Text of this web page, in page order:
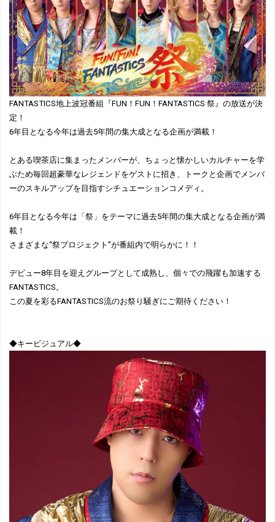
FANTASTICS地上波冠番組『FUN！FUN！FANTASTICS 祭』の放送が決
定！
6年目となる今年は過去5年間の集大成となる企画が満載！
とある喫茶店に集まったメンバーが、ちょっと懐かしいカルチャーを学
ぶため毎回超豪華なレジェンドをゲストに招き、トークと企画でメンバ
ーのスキルアップを目指すシチュエーションコメディ。
6年目となる今年は「祭」をテーマに過去5年間の集大成となる企画が満
載！
さまざまな“祭プロジェクト”が番組内で明らかに！！
デビュー8年目を迎えグループとして成熟し、個々での飛躍も加速する
FANTASTICS。
この夏を彩るFANTASTICS流のお祭り騒ぎにご期待ください！
◆キービジュアル◆